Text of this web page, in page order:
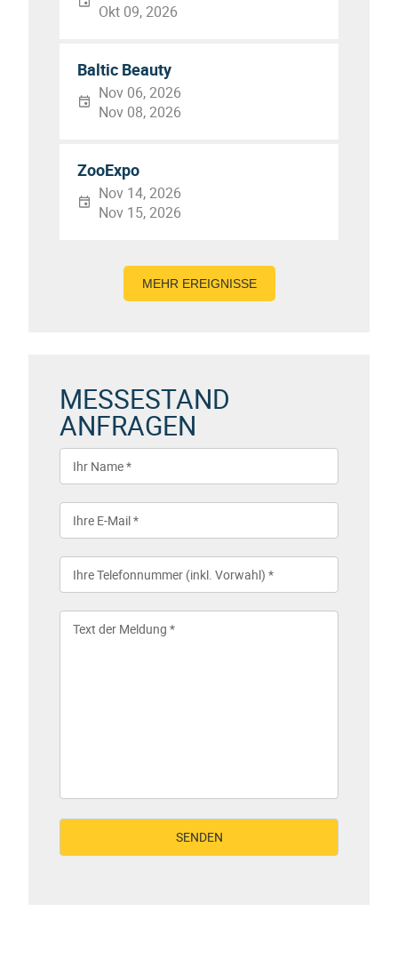
Okt 09, 2026
Baltic Beauty
Nov 06, 2026
Nov 08, 2026
ZooExpo
Nov 14, 2026
Nov 15, 2026
MEHR EREIGNISSE
MESSESTAND
ANFRAGEN